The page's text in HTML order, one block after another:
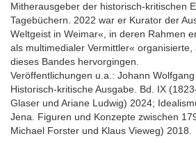
Mitherausgeber der historisch-kritischen
Tagebüchern. 2022 war er Kurator der
Weltgeist in Weimar«, in deren Rahmen
als multimedialer Vermittler«
dieses Bandes hervorgingen.
Veröffentlichungen u.a.: Johann
Historisch-kritische Ausgabe. Bd. IX
Glaser und Ariane Ludwig) 2024;
Jena. Figuren und Konzepte zwischen
Michael Forster und Klaus Vieweg) 2018.